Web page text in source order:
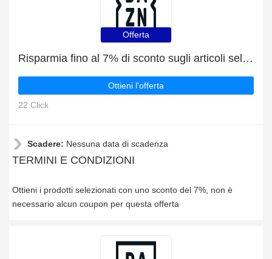
Offerta
Risparmia fino al 7% di sconto sugli articoli selezionati
Ottieni l'offerta
22 Click
Scadere: Nessuna data di scadenza
TERMINI E CONDIZIONI
Ottieni i prodotti selezionati con uno sconto del 7%, non è
necessario alcun coupon per questa offerta